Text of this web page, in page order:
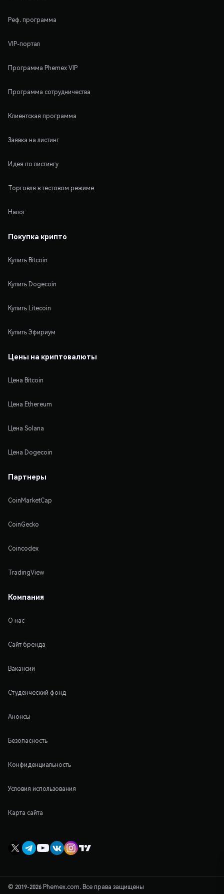
Реф. программа
VIP-портал
Программа Phemex VIP
Программа сотрудничества
Клиентская программа
Заявка на листинг
Идея по листингу
Торговля в тестовом режиме
Налог
Покупка крипто
Купить Bitcoin
Купить Dogecoin
Купить Litecoin
Купить Эфириум
Цены на криптовалюты
Цена Bitcoin
Цена Ethereum
Цена Solana
Цена Dogecoin
Партнеры
CoinMarketCap
CoinGecko
Coincodex
TradingView
Компания
О нас
Сайт бренда
Вакансии
Студенческий фонд
Анонсы
Безопасность
Конфиденциальность
Условия использования
Карта сайта
© 2019-2026 Phemex.com. Все права защищены